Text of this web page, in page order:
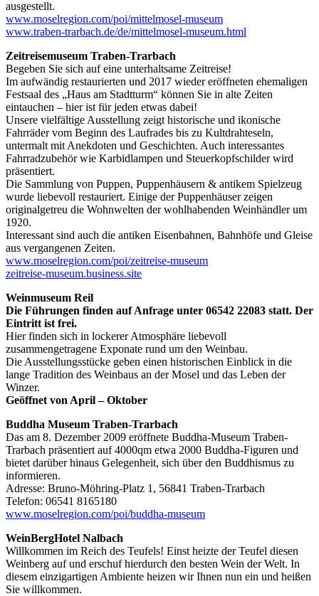
ausgestellt.
www.moselregion.com/poi/mittelmosel-museum
www.traben-trarbach.de/de/mittelmosel-museum.html
Zeitreisemuseum Traben-Trarbach
Begeben Sie sich auf eine unterhaltsame Zeitreise!
Im aufwändig restaurierten und 2017 wieder eröffneten ehemaligen
Festsaal des „Haus am Stadtturm“ können Sie in alte Zeiten
eintauchen – hier ist für jeden etwas dabei!
Unsere vielfältige Ausstellung zeigt historische und ikonische
Fahrräder vom Beginn des Laufrades bis zu Kultdrahteseln,
untermalt mit Anekdoten und Geschichten. Auch interessantes
Fahrradzubehör wie Karbidlampen und Steuerkopfschilder wird
präsentiert.
Die Sammlung von Puppen, Puppenhäusern & antikem Spielzeug
wurde liebevoll restauriert. Einige der Puppenhäuser zeigen
originalgetreu die Wohnwelten der wohlhabenden Weinhändler um
1920.
Interessant sind auch die antiken Eisenbahnen, Bahnhöfe und Gleise
aus vergangenen Zeiten.
www.moselregion.com/poi/zeitreise-museum
zeitreise-museum.business.site
Weinmuseum Reil
Die Führungen finden auf Anfrage unter 06542 22083 statt. Der
Eintritt ist frei.
Hier finden sich in lockerer Atmosphäre liebevoll
zusammengetragene Exponate rund um den Weinbau.
Die Ausstellungsstücke geben einen historischen Einblick in die
lange Tradition des Weinbaus an der Mosel und das Leben der
Winzer.
Geöffnet von April – Oktober
Buddha Museum Traben-Trarbach
Das am 8. Dezember 2009 eröffnete Buddha-Museum Traben-
Trarbach präsentiert auf 4000qm etwa 2000 Buddha-Figuren und
bietet darüber hinaus Gelegenheit, sich über den Buddhismus zu
informieren.
Adresse: Bruno-Möhring-Platz 1, 56841 Traben-Trarbach
Telefon: 06541 8165180
www.moselregion.com/poi/buddha-museum
WeinBergHotel Nalbach
Willkommen im Reich des Teufels! Einst heizte der Teufel diesen
Weinberg auf und erschuf hierdurch den besten Wein der Welt. In
diesem einzigartigen Ambiente heizen wir Ihnen nun ein und heißen
Sie willkommen.